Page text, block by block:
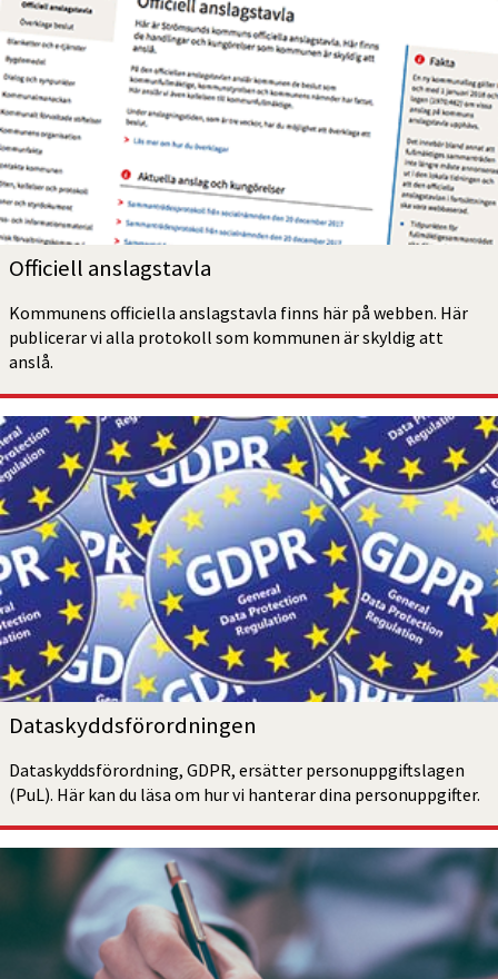
Officiell anslagstavla
Kommunens officiella anslagstavla finns här på webben. Här
publicerar vi alla protokoll som kommunen är skyldig att
anslå.
Dataskydds­förordningen
Dataskydds­förordning, GDPR, ersätter personuppgifts­lagen
(PuL). Här kan du läsa om hur vi hanterar dina personuppgifter.